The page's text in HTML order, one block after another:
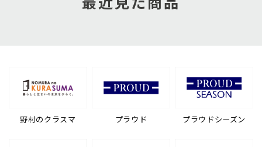
野村のクラスマ プラウド プラウドシーズン